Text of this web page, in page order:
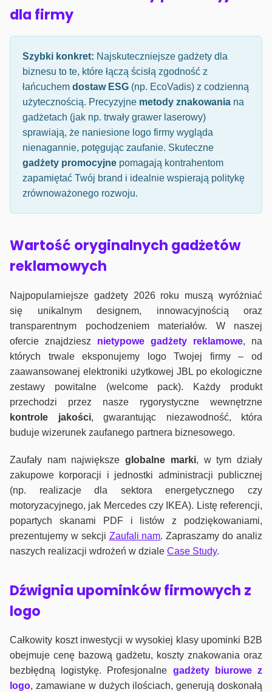
dla firmy
Szybki konkret: Najskuteczniejsze gadżety dla
biznesu to te, które łączą ścisłą zgodność z
łańcuchem dostaw ESG (np. EcoVadis) z codzienną
użytecznością. Precyzyjne metody znakowania na
gadżetach (jak np. trwały grawer laserowy)
sprawiają, że naniesione logo firmy wygląda
nienagannie, potęgując zaufanie. Skuteczne
gadżety promocyjne pomagają kontrahentom
zapamiętać Twój brand i idealnie wspierają politykę
zrównoważonego rozwoju.
Wartość oryginalnych gadżetów
reklamowych
Najpopularniejsze gadżety 2026 roku muszą wyróżniać
się unikalnym designem, innowacyjnością oraz
transparentnym pochodzeniem materiałów. W naszej
ofercie znajdziesz nietypowe gadżety reklamowe, na
których trwale eksponujemy logo Twojej firmy – od
zaawansowanej elektroniki użytkowej JBL po ekologiczne
zestawy powitalne (welcome pack). Każdy produkt
przechodzi przez nasze rygorystyczne wewnętrzne
kontrole jakości, gwarantując niezawodność, która
buduje wizerunek zaufanego partnera biznesowego.
Zaufały nam największeglobalne marki, w tym działy
zakupowe korporacji i jednostki administracji publicznej
(np. realizacje dla sektora energetycznego czy
motoryzacyjnego, jak Mercedes czy IKEA). Listę referencji,
popartych skanami PDF i listów z podziękowaniami,
prezentujemy w sekcji Zaufali nam. Zapraszamy do analiz
naszych realizacji wdrożeń w dziale Case Study.
Dźwignia upominków firmowych z
logo
Całkowity koszt inwestycji w wysokiej klasy upominki B2B
obejmuje cenę bazową gadżetu, koszty znakowania oraz
bezbłędną logistykę. Profesjonalne gadżety biurowe z
logo, zamawiane w dużych ilościach, generują doskonałą